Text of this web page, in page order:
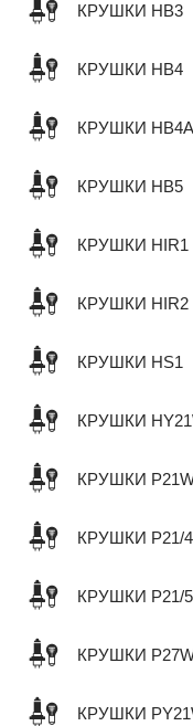
КРУШКИ HB3
КРУШКИ HB4
КРУШКИ HB4A
КРУШКИ HB5
КРУШКИ HIR1
КРУШКИ HIR2
КРУШКИ HS1
КРУШКИ
КРУШКИ
КРУШКИ P21/
КРУШКИ P21/
КРУШКИ
КРУШКИ